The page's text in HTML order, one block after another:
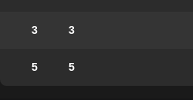
3
3
5
5